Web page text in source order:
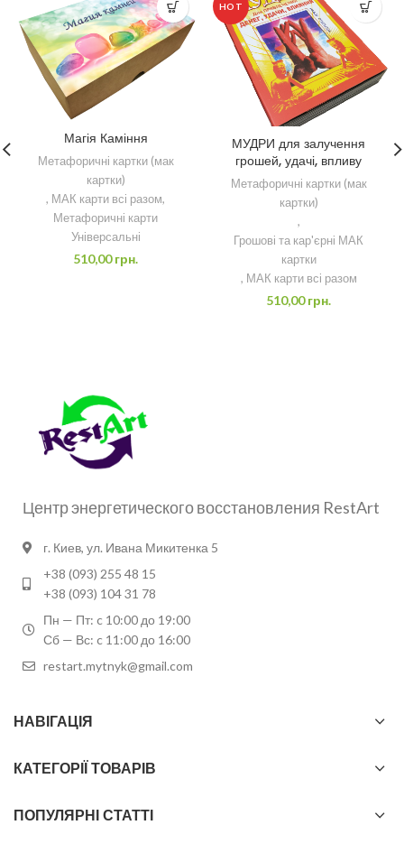
Магія Каміння
Метафоричні картки (мак
картки)
, МАК карти всі разом,
Метафоричні карти
Універсальні
510,00грн.
HOT
МУДРИ для залучення
грошей, удачі, впливу
Метафоричні картки (мак
картки)
,
Грошові та кар'єрні МАК
картки
, МАК карти всі разом
510,00грн.
Центр энергетического восстановления RestArt
г. Киев, ул. Ивана Микитенка 5
+38 (093) 255 48 15
+38 (093) 104 31 78
Пн — Пт: c 10:00 до 19:00
Сб — Вс: c 11:00 до 16:00
restart.mytnyk@gmail.com
НАВІГАЦІЯ
КАТЕГОРІЇ ТОВАРІВ
ПОПУЛЯРНІ СТАТТІ